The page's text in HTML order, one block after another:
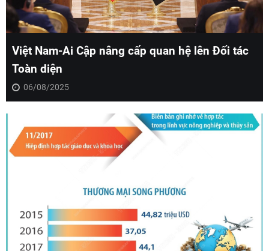
Việt Nam-Ai Cập nâng cấp quan hệ lên Đối tác
Toàn diện
06/08/2025